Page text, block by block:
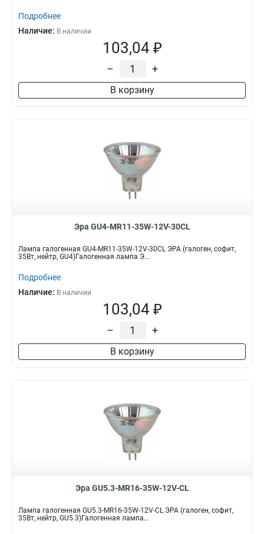
Подробнее
Наличие: В наличии
103,04 ₽
– +
В корзину
Эра GU4-MR11-35W-12V-30CL
Лампа галогенная GU4-MR11-35W-12V-30CL ЭРА (галоген, софит,
35Вт, нейтр, GU4)Галогенная лампа Э...
Подробнее
Наличие: В наличии
103,04 ₽
– +
В корзину
Эра GU5.3-MR16-35W-12V-CL
Лампа галогенная GU5.3-MR16-35W-12V-CL ЭРА (галоген, софит,
35Вт, нейтр, GU5.3)Галогенная лампа...